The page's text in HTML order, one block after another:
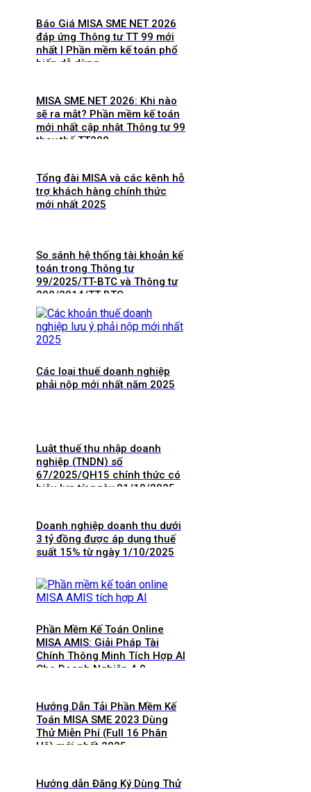
Báo Giá MISA SME NET 2026
đáp ứng Thông tư TT 99 mới
nhất | Phần mềm kế toán phổ
biến dễ dùng
MISA SME.NET 2026: Khi nào
sẽ ra mắt? Phần mềm kế toán
mới nhất cập nhật Thông tư 99
thay thế TT200
Tổng đài MISA và các kênh hỗ
trợ khách hàng chính thức
mới nhất 2025
So sánh hệ thống tài khoản kế
toán trong Thông tư
99/2025/TT-BTC và Thông tư
200/2014/TT-BTC
Các loại thuế doanh nghiệp
phải nộp mới nhất năm 2025
Luật thuế thu nhập doanh
nghiệp (TNDN) số
67/2025/QH15 chính thức có
hiệu lực từ ngày 01/10/2025
Doanh nghiệp doanh thu dưới
3 tỷ đồng được áp dụng thuế
suất 15% từ ngày 1/10/2025
Phần Mềm Kế Toán Online
MISA AMIS: Giải Pháp Tài
Chính Thông Minh Tích Hợp AI
Cho Doanh Nghiệp 4.0
Hướng Dẫn Tải Phần Mềm Kế
Toán MISA SME 2023 Dùng
Thử Miễn Phí (Full 16 Phân
Hệ) mới nhất 2025
Hướng dẫn Đăng Ký Dùng Thử